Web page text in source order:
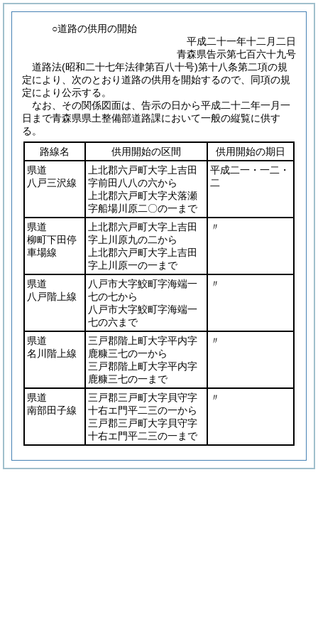
○道路の供用の開始
平成二十一年十二月二日
青森県告示第七百六十九号
道路法(昭和二十七年法律第百八十号)第十八条第二項の規
定により、次のとおり道路の供用を開始するので、同項の規
定により公示する。
なお、その関係図面は、告示の日から平成二十二年一月一
日まで青森県県土整備部道路課において一般の縦覧に供す
る。
路線名
供用開始の区間
供用開始の期日
県道
八戸三沢線
上北郡六戸町大字上吉田
字前田八八の六から
上北郡六戸町大字犬落瀬
字船場川原二〇の一まで
平成二一・一二・
二
県道
柳町下田停
車場線
上北郡六戸町大字上吉田
字上川原九の二から
上北郡六戸町大字上吉田
字上川原一の一まで
〃
県道
八戸階上線
八戸市大字鮫町字海端一
七の七から
八戸市大字鮫町字海端一
七の六まで
〃
県道
名川階上線
三戸郡階上町大字平内字
鹿糠三七の一から
三戸郡階上町大字平内字
鹿糠三七の一まで
〃
県道
南部田子線
三戸郡三戸町大字貝守字
十右エ門平二三の一から
三戸郡三戸町大字貝守字
十右エ門平二三の一まで
〃